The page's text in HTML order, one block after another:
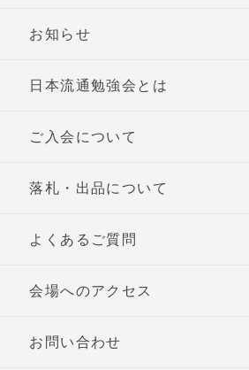
お知らせ
日本流通勉強会とは
ご入会について
落札・出品について
よくあるご質問
会場へのアクセス
お問い合わせ